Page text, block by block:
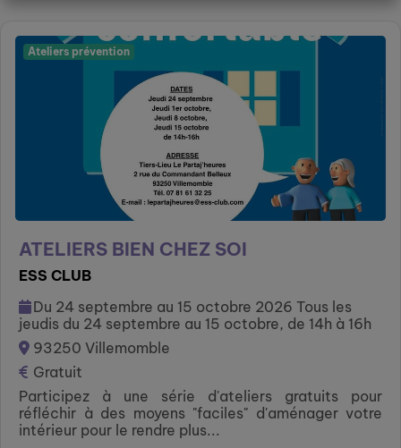
Ateliers prévention
ATELIERS BIEN CHEZ SOI
ESS CLUB
Du 24 septembre au 15 octobre 2026 Tous les
jeudis du 24 septembre au 15 octobre, de 14h à 16h
93250 Villemomble
Gratuit
Participez à une série d'ateliers gratuits pour
réfléchir à des moyens "faciles" d'aménager votre
intérieur pour le rendre plus...